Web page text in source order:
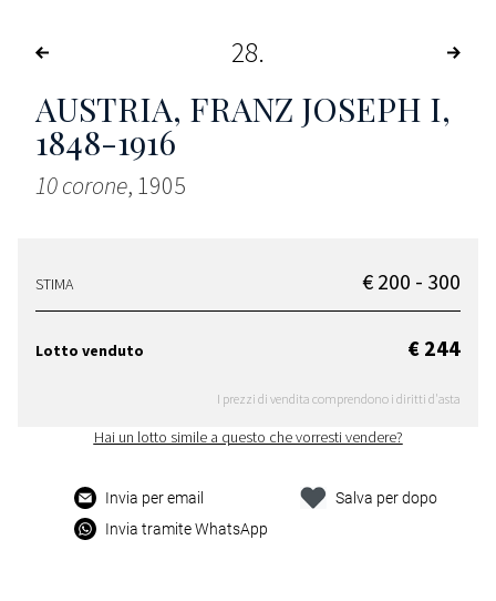
28
AUSTRIA, FRANZ JOSEPH I,
1848-1916
10 corone, 1905
STIMA € 200 - 300
Lotto venduto € 244
I prezzi di vendita comprendono i diritti d'asta
Hai un lotto simile a questo che vorresti vendere?
Invia per email
Invia tramite WhatsApp
Salva per dopo